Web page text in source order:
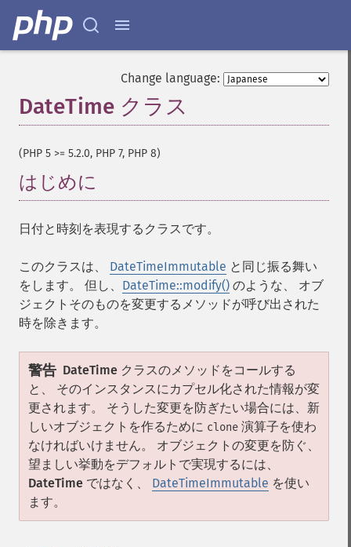
Change language:
DateTime クラス
(PHP 5 >= 5.2.0, PHP 7, PHP 8)
はじめに
日付と時刻を表現するクラスです。
このクラスは、 DateTimeImmutable と同じ振る舞い
をします。 但し、 DateTime::modify() のような、 オブ
ジェクトそのものを変更するメソッドが呼び出された
時を除きます。
警告 DateTime クラスのメソッドをコールする
と、 そのインスタンスにカプセル化された情報が変
更されます。 そうした変更を防ぎたい場合には、新
しいオブジェクトを作るために clone 演算子を使わ
なければいけません。 オブジェクトの変更を防ぐ、
望ましい挙動をデフォルトで実現するには、
DateTime ではなく、 DateTimeImmutable を使い
ます。